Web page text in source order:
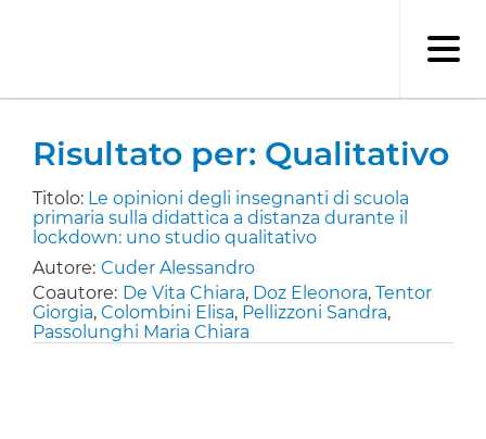
Risultato per: Qualitativo
Titolo: Le opinioni degli insegnanti di scuola
primaria sulla didattica a distanza durante il
lockdown: uno studio qualitativo
Autore: Cuder Alessandro
Coautore: De Vita Chiara, Doz Eleonora, Tentor
Giorgia, Colombini Elisa, Pellizzoni Sandra,
Passolunghi Maria Chiara